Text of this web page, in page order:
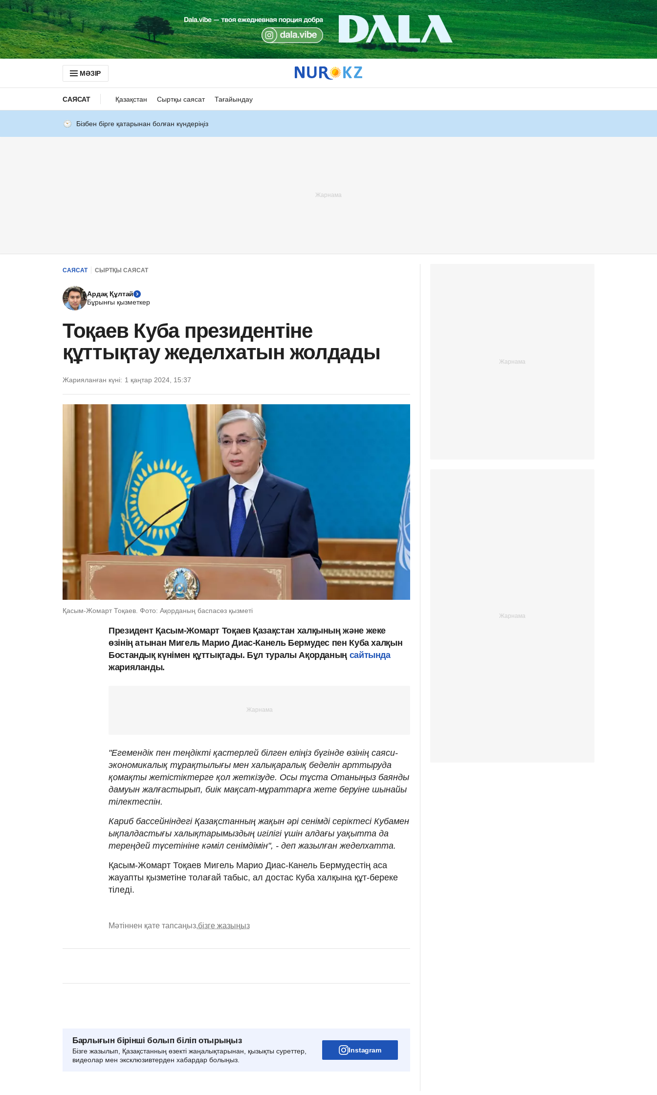
МӘЗІР
САЯСАТ Қазақстан Сыртқы саясат Тағайындау
Бізбен бірге қатарынан болған күндеріңіз
САЯСАТ СЫРТҚЫ САЯСАТ
Ардақ Құлтай
Бұрынғы қызметкер
Тоқаев Куба президентіне
құттықтау жеделхатын жолдады
Жарияланған күні: 1 қаңтар 2024, 15:37
Қасым-Жомарт Тоқаев. Фото: Ақорданың баспасөз қызметі
Президент Қасым-Жомарт Тоқаев Қазақстан халқының және жеке
өзінің атынан Мигель Марио Диас-Канель Бермудес пен Куба халқын
Бостандық күнімен құттықтады. Бұл туралы Ақорданың сайтында
жарияланды.
"Егемендік пен теңдікті қастерлей білген еліңіз бүгінде өзінің саяси-
экономикалық тұрақтылығы мен халықаралық беделін арттыруда
қомақты жетістіктерге қол жеткізуде. Осы тұста Отаныңыз баянды
дамуын жалғастырып, биік мақсат-мұраттарға жете беруіне шынайы
тілектеспін.
Кариб бассейніндегі Қазақстанның жақын әрі сенімді серіктесі Кубамен
ықпалдастығы халықтарымыздың игілігі үшін алдағы уақытта да
тереңдей түсетініне кәміл сенімдімін", - деп жазылған жеделхатта.
Қасым-Жомарт Тоқаев Мигель Марио Диас-Канель Бермудестің аса
жауапты қызметіне толағай табыс, ал достас Куба халқына құт-береке
тіледі.
Мәтіннен қате тапсаңыз,бізге жазыңыз
Барлығын бірінші болып біліп отырыңыз
Бізге жазылып, Қазақстанның өзекті жаңалықтарынан, қызықты суреттер,
видеолар мен эксклюзивтерден хабардар болыңыз.
Instagram